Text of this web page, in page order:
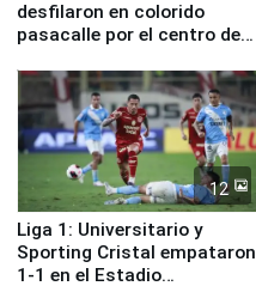
desfilaron en colorido
pasacalle por el centro de
12
Liga 1: Universitario y
Sporting Cristal empataron
1-1 en el Estadio